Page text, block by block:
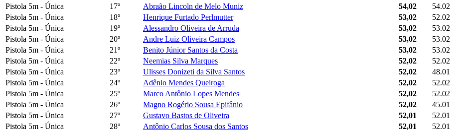
Pistola 5m - Única
17º Abraão Lincoln de Melo Muniz 54,02 54.02
Pistola 5m - Única
18º Henrique Furtado Perlmutter 53,02 52.02
Pistola 5m - Única
19º Alessandro Oliveira de Arruda 53,02 53.02
Pistola 5m - Única
20º Andre Luiz Oliveira Campos 53,02 53.02
Pistola 5m - Única
21º Benito Júnior Santos da Costa 53,02 53.02
Pistola 5m - Única
22º Neemias Silva Marques 52,02 52.02
Pistola 5m - Única
23º Ulisses Donizeti da Silva Santos 52,02 48.01
Pistola 5m - Única
24º Adênio Mendes Queiroga 52,02 52.02
Pistola 5m - Única
25º Marco Antônio Lopes Mendes 52,02 52.02
Pistola 5m - Única
26º Magno Rogério Sousa Epifânio 52,02 45.01
Pistola 5m - Única
27º Gustavo Bastos de Oliveira 52,01 52.01
Pistola 5m - Única
28º Antônio Carlos Sousa dos Santos 52,01 52.01